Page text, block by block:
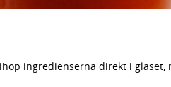
ingredienserna direkt i